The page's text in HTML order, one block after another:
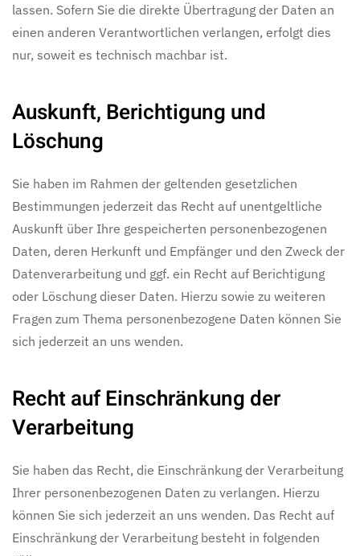
lassen. Sofern Sie die direkte Übertragung der Daten an
einen anderen Verantwortlichen verlangen, erfolgt dies
nur, soweit es technisch machbar ist.
Auskunft, Berichtigung und
Löschung
Sie haben im Rahmen der geltenden gesetzlichen
Bestimmungen jederzeit das Recht auf unentgeltliche
Auskunft über Ihre gespeicherten personenbezogenen
Daten, deren Herkunft und Empfänger und den Zweck der
Datenverarbeitung und ggf. ein Recht auf Berichtigung
oder Löschung dieser Daten. Hierzu sowie zu weiteren
Fragen zum Thema personenbezogene Daten können Sie
sich jederzeit an uns wenden.
Recht auf Einschränkung der
Verarbeitung
Sie haben das Recht, die Einschränkung der Verarbeitung
Ihrer personenbezogenen Daten zu verlangen. Hierzu
können Sie sich jederzeit an uns wenden. Das Recht auf
Einschränkung der Verarbeitung besteht in folgenden